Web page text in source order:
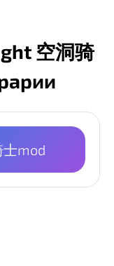
空洞骑
mod